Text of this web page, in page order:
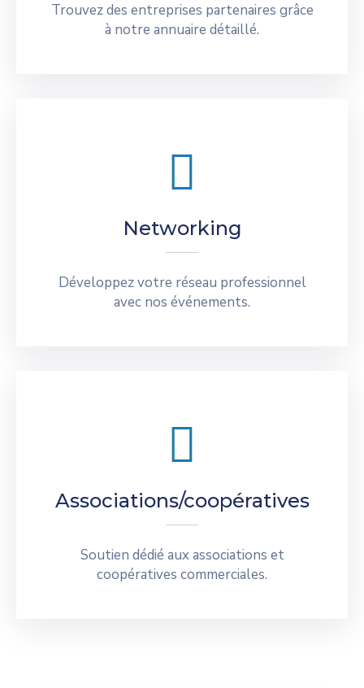
Trouvez des entreprises partenaires grâce
à notre annuaire détaillé.
Networking
Développez votre réseau professionnel
avec nos événements.
Associations/coopératives
Soutien dédié aux associations et
coopératives commerciales.